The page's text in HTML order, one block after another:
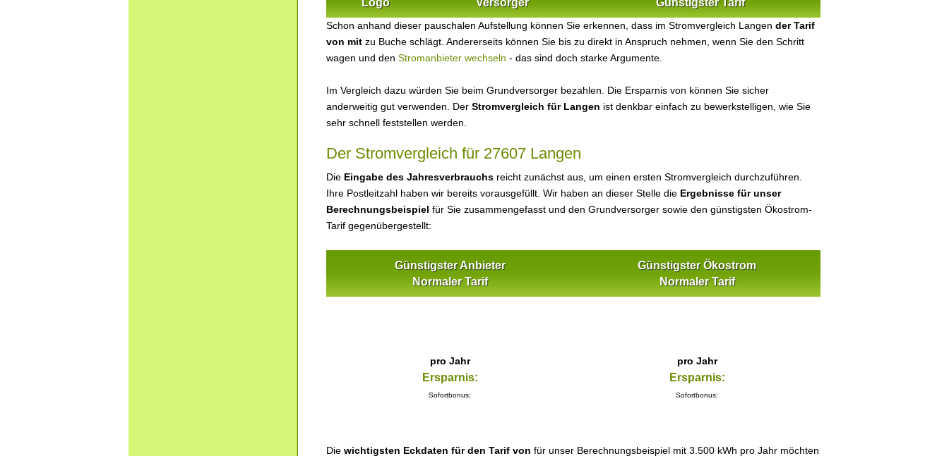
Logo Versorger Günstigster Tarif
Schon anhand dieser pauschalen Aufstellung können Sie erkennen, dass im Stromvergleich Langen der Tarif
von mit zu Buche schlägt. Andererseits können Sie bis zu direkt in Anspruch nehmen, wenn Sie den Schritt
wagen und den Stromanbieter wechseln - das sind doch starke Argumente.
Im Vergleich dazu würden Sie beim Grundversorger bezahlen. Die Ersparnis von können Sie sicher
anderweitig gut verwenden. Der Stromvergleich für Langen ist denkbar einfach zu bewerkstelligen, wie Sie
sehr schnell feststellen werden.
Der Stromvergleich für 27607 Langen
Die Eingabe des Jahresverbrauchs reicht zunächst aus, um einen ersten Stromvergleich durchzuführen.
Ihre Postleitzahl haben wir bereits vorausgefüllt. Wir haben an dieser Stelle die Ergebnisse für unser
Berechnungsbeispiel für Sie zusammengefasst und den Grundversorger sowie den günstigsten Ökostrom-
Tarif gegenübergestellt:
Günstigster Anbieter
Normaler Tarif
Günstigster Ökostrom
Normaler Tarif
pro Jahr
Ersparnis:
Sofortbonus:
pro Jahr
Ersparnis:
Sofortbonus:
Die wichtigsten Eckdaten für den Tarif von für unser Berechnungsbeispiel mit 3.500 kWh pro Jahr möchten